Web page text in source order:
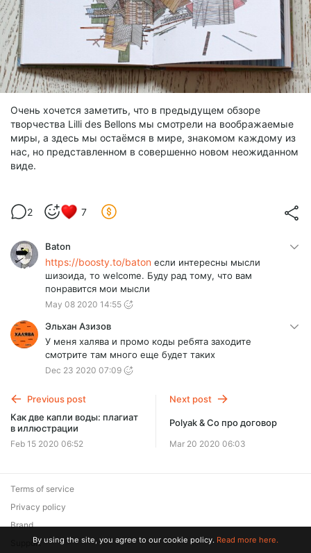
Очень хочется заметить, что в предыдущем обзоре
творчества Lilli des Bellons мы смотрели на воображаемые
миры, а здесь мы остаёмся в мире, знакомом каждому из
нас, но представленном в совершенно новом неожиданном
виде.
2 7
Baton
https://boosty.to/baton если интересны мысли
шизоида, то welcome. Буду рад тому, что вам
понравится мои мысли
May 08 2020 14:55
Эльхан Азизов
У меня халява и промо коды ребята заходите
смотрите там много еще будет таких
Dec 23 2020 07:09
Previous post
Как две капли воды: плагиат
в иллюстрации
Feb 15 2020 06:52
Next post
Polyak & Co про договор
Mar 20 2020 06:03
Terms of service
Privacy policy
Brand
SupportBy using the site, you agree to our cookie policy. Read more here.